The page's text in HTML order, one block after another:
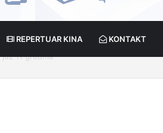
REPERTUAR KINA KONTAKT